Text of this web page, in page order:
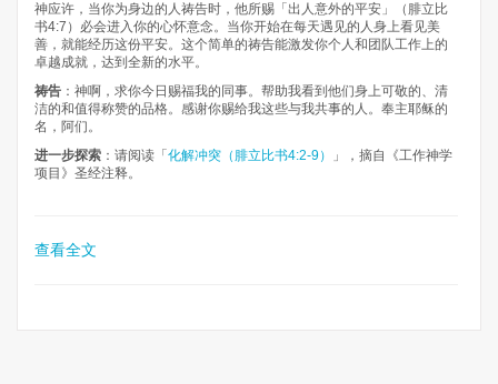
神应许，当你为身边的人祷告时，他所赐「出人意外的平安」（腓立比
书4:7）必会进入你的心怀意念。当你开始在每天遇见的人身上看见美
善，就能经历这份平安。这个简单的祷告能激发你个人和团队工作上的
卓越成就，达到全新的水平。
祷告 ：神啊，求你今日赐福我的同事。帮助我看到他们身上可敬的、清
洁的和值得称赞的品格。感谢你赐给我这些与我共事的人。奉主耶稣的
名，阿们。
进一步探索 ：请阅读「 化解冲突（腓立比书4:2-9）
」，摘自《工作神学
项目》圣经注释。
查看全文